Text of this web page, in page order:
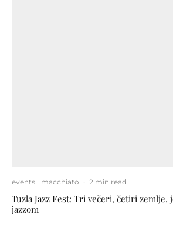
events macchiato · 2 min read
Tuzla Jazz Fest: Tri večeri, četiri zemlje,
jazzom